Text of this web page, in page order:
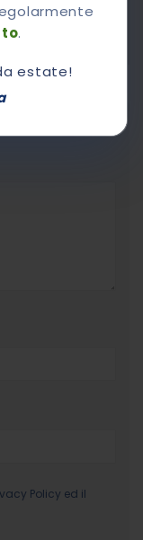
.
estate!
e dalle 14.00
Policy ed il